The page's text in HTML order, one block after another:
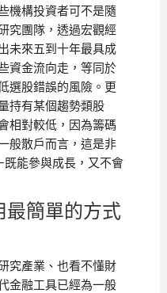
機構投資者可不是隨
究團隊，透過宏觀經
未來五到十年最具成
資金流向走，等同於
選股錯誤的風險。更
持有某個趨勢類股
相對較低，因為籌碼
般散戶而言，這是非
能參與成長，又不會
最簡單的方式
究產業、也看不懂財
金融工具已經為一般